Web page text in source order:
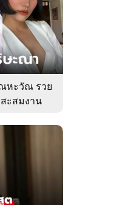
หะวัณ รวย
ะสมงาน